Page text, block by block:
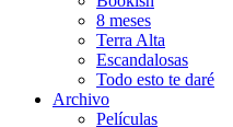
8 meses
Terra Alta
Escandalosas
Todo esto te daré
Archivo
Películas